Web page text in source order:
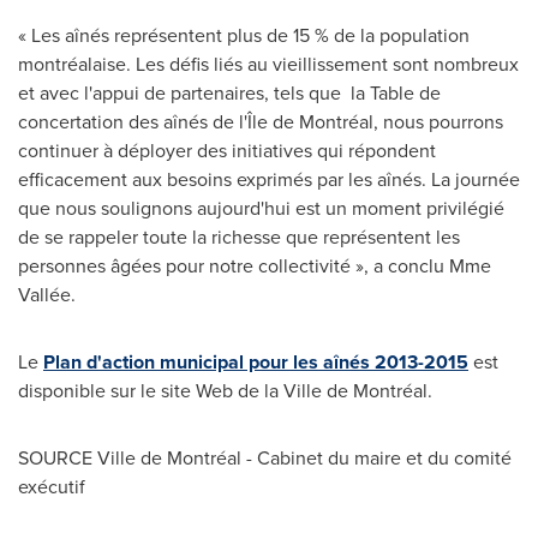
« Les aînés représentent plus de 15 % de la population
montréalaise. Les défis liés au vieillissement sont nombreux
et avec l'appui de partenaires, tels que la Table de
concertation des aînés de l'Île de Montréal, nous pourrons
continuer à déployer des initiatives qui répondent
efficacement aux besoins exprimés par les aînés. La journée
que nous soulignons aujourd'hui est un moment privilégié
de se rappeler toute la richesse que représentent les
personnes âgées pour notre collectivité », a conclu Mme
Vallée.
Le Plan d'action municipal pour les aînés 2013-2015est
disponible sur le site Web de la Ville de Montréal.
SOURCE Ville de Montréal - Cabinet du maire et du comité
exécutif